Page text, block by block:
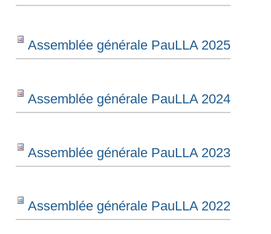
Assemblée générale PauLLA 2025
Assemblée générale PauLLA 2024
Assemblée générale PauLLA 2023
Assemblée générale PauLLA 2022